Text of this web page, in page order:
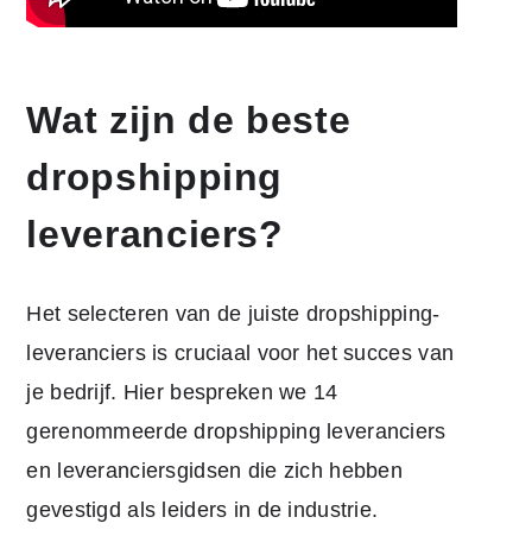
Wat zijn de beste
dropshipping
leveranciers?
Het selecteren van de juiste dropshipping-
leveranciers is cruciaal voor het succes van
je bedrijf. Hier bespreken we 14
gerenommeerde dropshipping leveranciers
en leveranciersgidsen die zich hebben
gevestigd als leiders in de industrie.